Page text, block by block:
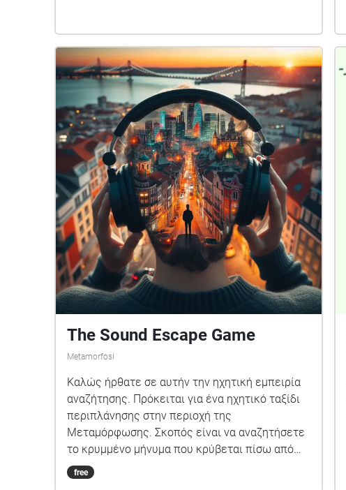
The Sound Escape Game
Metamorfosi
Καλώς ήρθατε σε αυτήν την ηχητική εμπειρία
αναζήτησης. Πρόκειται για ένα ηχητικό ταξίδι
περιπλάνησης στην περιοχή της
Μεταμόρφωσης. Σκοπός είναι να αναζητήσετε
το κρυμμένο μήνυμα που κρύβεται πίσω από
τους ήχους. Ακούστε τους ήχους και την
αφήγηση και ανακαλύψτε το μέρος στο οποίο
free